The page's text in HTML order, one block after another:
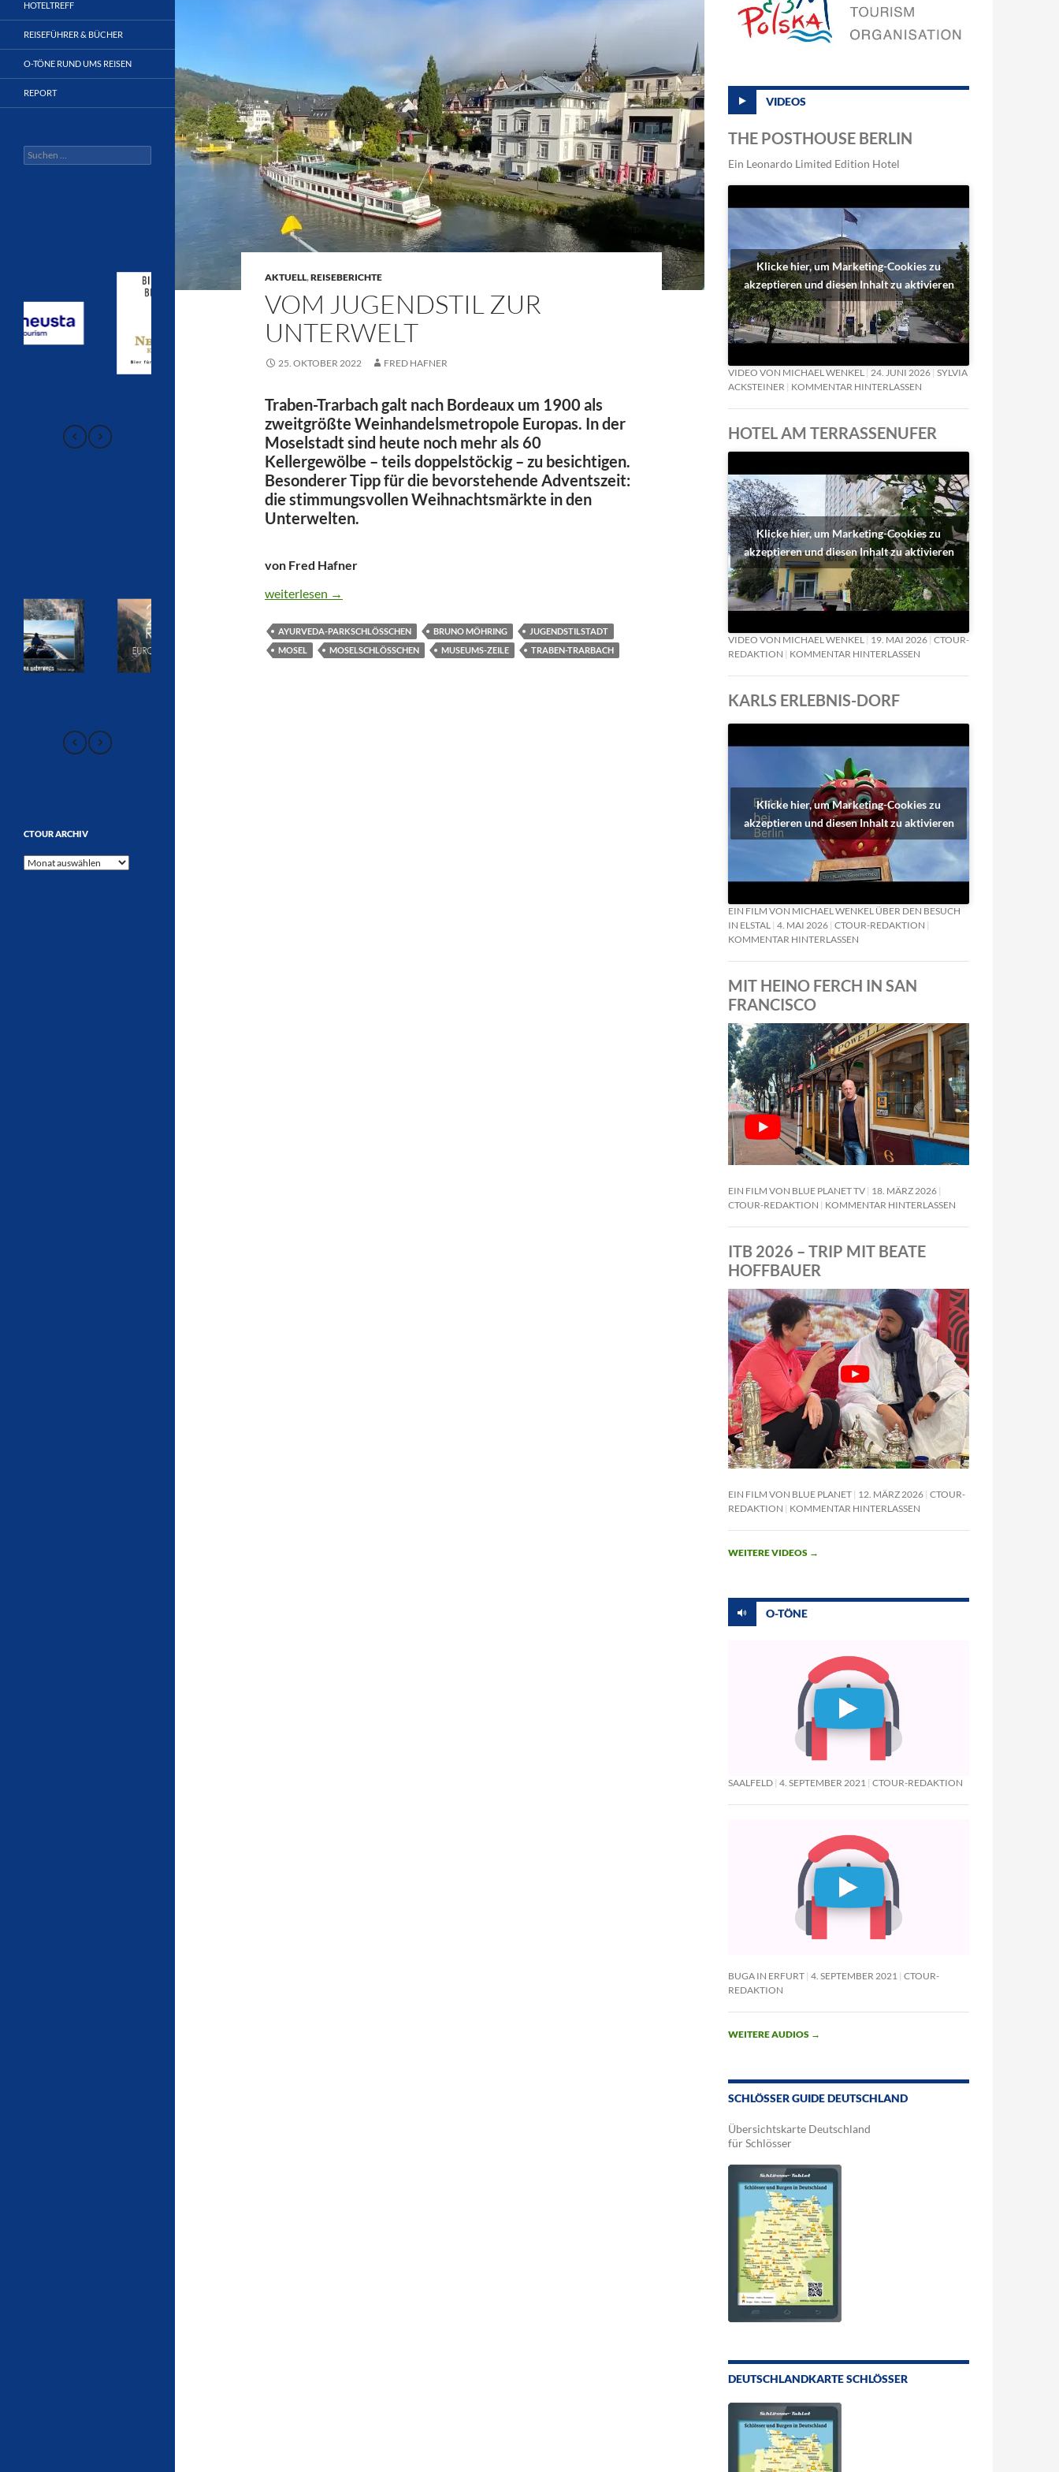
AKTUELL,REISEBERICHTE
VOM JUGENDSTIL ZUR
UNTERWELT
25. OKTOBER 2022 FRED HAFNER
Traben-Trarbach galt nach Bordeaux um 1900 als
zweitgrößte Weinhandelsmetropole Europas. In der
Moselstadt sind heute noch mehr als 60
Kellergewölbe – teils doppelstöckig – zu besichtigen.
Besonderer Tipp für die bevorstehende Adventszeit:
die stimmungsvollen Weihnachtsmärkte in den
Unterwelten.
von Fred Hafner
VOM JUGENDSTIL ZUR UNTERWELT
weiterlesen →
AYURVEDA-PARKSCHLÖSSCHEN BRUNO MÖHRING
JUGENDSTILSTADT
MOSEL
MOSELSCHLÖSSCHEN MUSEUMS-ZEILE TRABEN-TRARBACH
VIDEOS
THE POSTHOUSE BERLIN
Ein Leonardo Limited Edition Hotel
Klicke hier, um Marketing-Cookies zu
akzeptieren und diesen Inhalt zu aktivieren
VIDEO VON MICHAEL WENKEL 24. JUNI 2026 SYLVIA
ACKSTEINER
KOMMENTAR HINTERLASSEN
HOTEL AM TERRASSENUFER
Klicke hier, um Marketing-Cookies zu
akzeptieren und diesen Inhalt zu aktivieren
VIDEO VON MICHAEL WENKEL 19. MAI 2026 CTOUR-
REDAKTION
KOMMENTAR HINTERLASSEN
KARLS ERLEBNIS-DORF
Klicke hier, um Marketing-Cookies zu
akzeptieren und diesen Inhalt zu aktivieren
EIN FILM VON MICHAEL WENKEL ÜBER DEN BESUCH
IN ELSTAL 4. MAI 2026 CTOUR-REDAKTION
KOMMENTAR HINTERLASSEN
MIT HEINO FERCH IN SAN
FRANCISCO
EIN FILM VON BLUE PLANET TV 18. MÄRZ 2026
CTOUR-REDAKTION
KOMMENTAR HINTERLASSEN
ITB 2026 – TRIP MIT BEATE
HOFFBAUER
EIN FILM VON BLUE PLANET 12. MÄRZ 2026 CTOUR-
REDAKTION
KOMMENTAR HINTERLASSEN
WEITERE VIDEOS →
O-TÖNE
SAALFELD 4. SEPTEMBER 2021 CTOUR-REDAKTION
BUGA IN ERFURT 4. SEPTEMBER 2021
CTOUR-
REDAKTION
WEITERE AUDIOS →
SCHLÖSSER GUIDE DEUTSCHLAND
Übersichtskarte Deutschland
für Schlösser
DEUTSCHLANDKARTE SCHLÖSSER
HOTELTREFF
REISEFÜHRER & BÜCHER
O-TÖNE RUND UMS REISEN
REPORT
Suchen
nach:
CTOUR ARCHIV
CTOUR